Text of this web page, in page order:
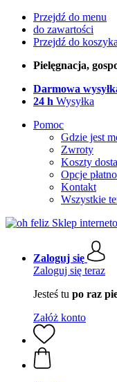
Przejdź do menu
do zawartości
Przejdź do koszyka
Pielęgnacja,
Darmowa
24 h Wysyłka
Pomoc
Gdzie jest
Zwroty
Koszty
Opcje
Kontakt
Wszystkie
Zaloguj się
Zaloguj się teraz
Jesteś tu po raz
Załóż konto